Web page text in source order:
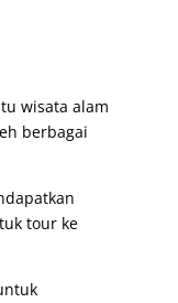
wisata alam
berbagai
tour ke